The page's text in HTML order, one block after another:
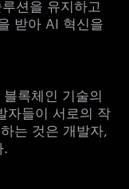
받아 AI 혁신을
록체인 기술의
자들이 서로의 작
는 것은 개발자,